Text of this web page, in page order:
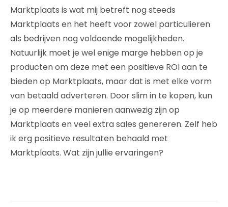
Marktplaats is wat mij betreft nog steeds
Marktplaats en het heeft voor zowel particulieren
als bedrijven nog voldoende mogelijkheden.
Natuurlijk moet je wel enige marge hebben op je
producten om deze met een positieve ROI aan te
bieden op Marktplaats, maar dat is met elke vorm
van betaald adverteren. Door slim in te kopen, kun
je op meerdere manieren aanwezig zijn op
Marktplaats en veel extra sales genereren. Zelf heb
ik erg positieve resultaten behaald met
Marktplaats. Wat zijn jullie ervaringen?